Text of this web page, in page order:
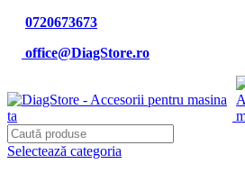
0720673673
office@DiagStore.ro
Selectează categoria